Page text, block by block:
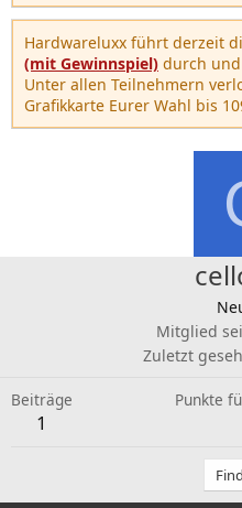
Hardwareluxx führt derzeit
(mit Gewinnspiel) durch
Unter allen Teilnehmern
Grafikkarte Eurer Wahl bis
Mitglied
Zuletzt
Beiträge
1
Punkte